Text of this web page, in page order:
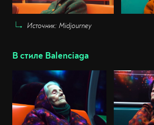
Источник: Midjourney
В стиле Balenciaga